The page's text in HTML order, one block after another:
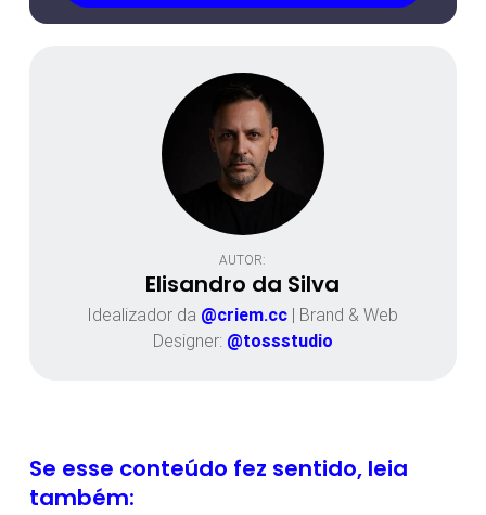
AUTOR:
Elisandro da Silva
Idealizador da @criem.cc | Brand & Web
Designer: @tossstudio
Se esse conteúdo fez sentido, leia
também: